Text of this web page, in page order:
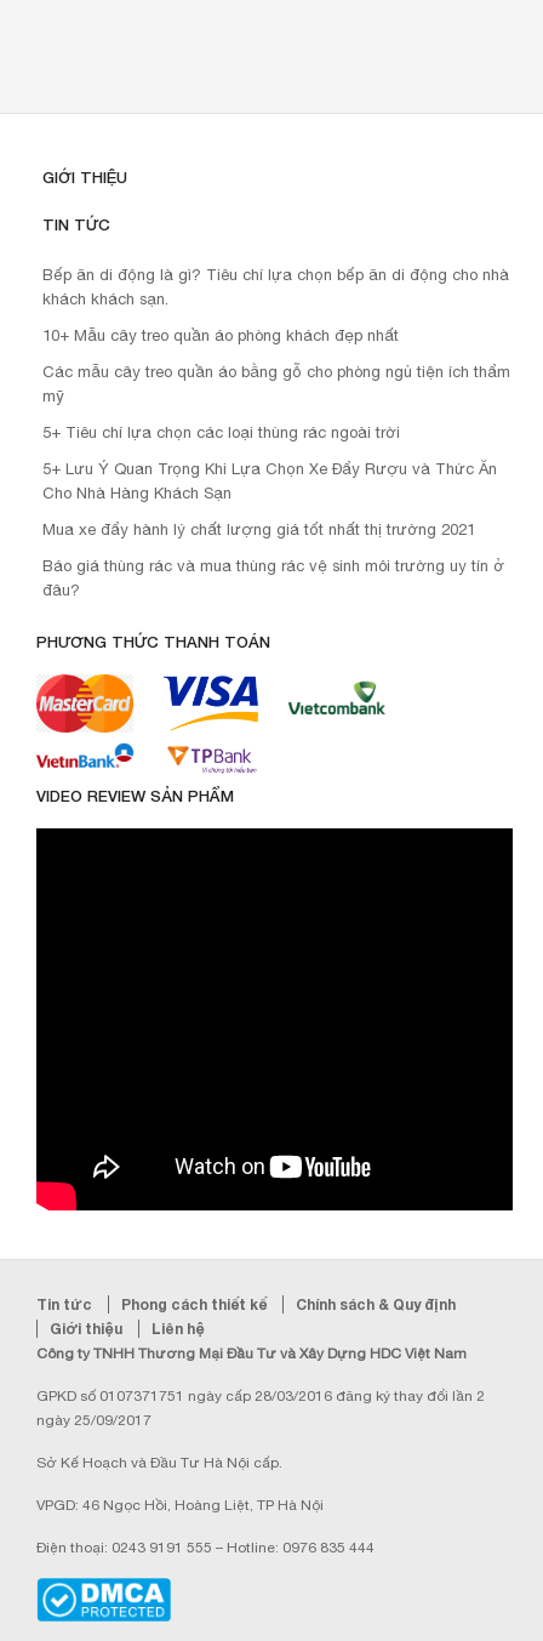
GIỚI THIỆU
TIN TỨC
Bếp ăn di động là gì? Tiêu chí lựa chọn bếp ăn di động cho nhà
khách khách sạn.
10+ Mẫu cây treo quần áo phòng khách đẹp nhất
Các mẫu cây treo quần áo bằng gỗ cho phòng ngủ tiện ích thẩm
mỹ
5+ Tiêu chí lựa chọn các loại thùng rác ngoài trời
5+ Lưu Ý Quan Trọng Khi Lựa Chọn Xe Đẩy Rượu và Thức Ăn
Cho Nhà Hàng Khách Sạn
Mua xe đẩy hành lý chất lượng giá tốt nhất thị trường 2021
Báo giá thùng rác và mua thùng rác vệ sinh môi trường uy tín ở
đâu?
PHƯƠNG THỨC THANH TOÁN
VIDEO REVIEW SẢN PHẨM
Tin tức Phong cách thiết kế
Chính sách & Quy định
Giới thiệu
Liên hệ
Công ty TNHH Thương Mại Đầu Tư và Xây Dựng HDC Việt Nam
GPKD số 0107371751 ngày cấp 28/03/2016 đăng ký thay đổi lần 2
ngày 25/09/2017
Sở Kế Hoạch và Đầu Tư Hà Nội cấp.
VPGD: 46 Ngọc Hồi, Hoàng Liệt, TP Hà Nội
Điện thoại: 0243 9191 555 – Hotline: 0976 835 444